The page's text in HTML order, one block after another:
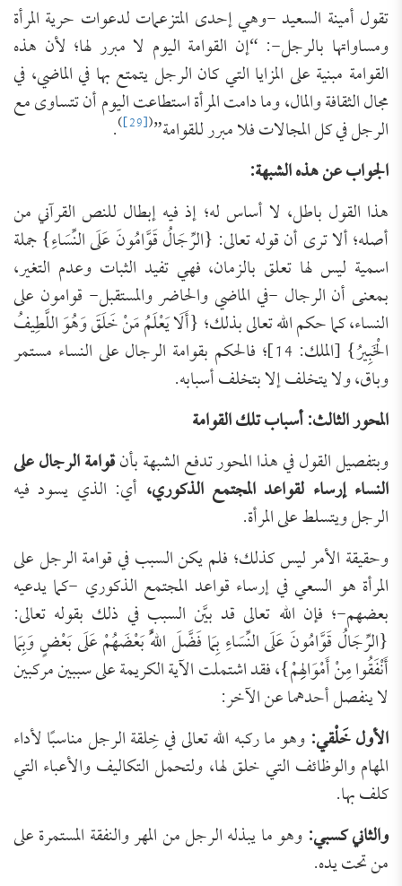
تقول أمينة السعيد -وهي إحدى المتزعمات لدعوات حرية المرأة
ومساواتها بالرجل-: “إن القوامة اليوم لا مبرر لها؛ لأن هذه
القوامة مبنية على المزايا التي كان الرجل يتمتع بها في الماضي، في
مجال الثقافة والمال، وما دامت المرأة استطاعت اليوم أن تتساوى مع
الرجل في كل المجالات فلا مبرر للقوامة”(
[29]
)
.
الجواب عن هذه الشبهة:
هذا القول باطل، لا أساس له؛ إذ فيه إبطال للنص القرآني من
أصله؛ ألا ترى أن قوله تعالى: {الرِّجَالُ قَوَّامُونَ عَلَى النِّسَاءِ} جملة
اسمية ليس لها تعلق بالزمان، فهي تفيد الثبات وعدم التغير،
بمعنى أن الرجال -في الماضي والحاضر والمستقبل- قوامون على
النساء، كما حكم الله تعالى بذلك؛ {أَلَا يَعْلَمُ مَنْ خَلَقَ وَهُوَ اللَّطِيفُ
الْخَبِيرُ} [الملك: 14]؛ فالحكم بقوامة الرجال على النساء مستمر
وباق، ولا يتخلف إلا بتخلف أسبابه.
المحور الثالث: أسباب تلك القوامة
وبتفصيل القول في هذا المحور تدفع الشبهة بأنقوامة الرجال على
النساء إرساء لقواعد المجتمع الذكوري، أي: الذي يسود فيه
الرجل ويتسلط على المرأة.
وحقيقة الأمر ليس كذلك؛ فلم يكن السبب في قوامة الرجل على
المرأة هو السعي في إرساء قواعد المجتمع الذكوري -كما يدعيه
بعضهم-؛ فإن الله تعالى قد بيَّن السبب في ذلك بقوله تعالى:
{الرِّجَالُ قَوَّامُونَ عَلَى النِّسَاءِ بِمَا فَضَّلَ اللَّهُ بَعْضَهُمْ عَلَى بَعْضٍ وَبِمَا
أَنْفَقُوا مِنْ أَمْوَالِهِمْ}، فقد اشتملت الآية الكريمة على سببين مركبين
لا ينفصل أحدهما عن الآخر:
الأول خَلْقي:وهو ما ركبه الله تعالى في خِلقة الرجل مناسبًا لأداء
المهام والوظائف التي خلق لها، ولتحمل التكاليف والأعباء التي
كلف بها.
والثاني كسبي:وهو ما يبذله الرجل من المهر والنفقة المستمرة على
من تحت يده.